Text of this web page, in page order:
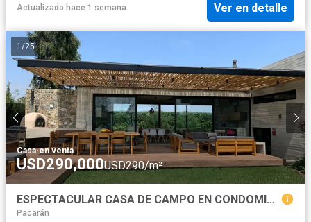
Actualizado hace 1 semana Ver en detalle
1 /25
Casa·en venta
USD290,000USD290/m²
ESPECTACULAR CASA DE CAMPO EN CONDOMINIO CERRADO EN QUILMANA CON DOS BOXES DE CABALLOS
Pacarán